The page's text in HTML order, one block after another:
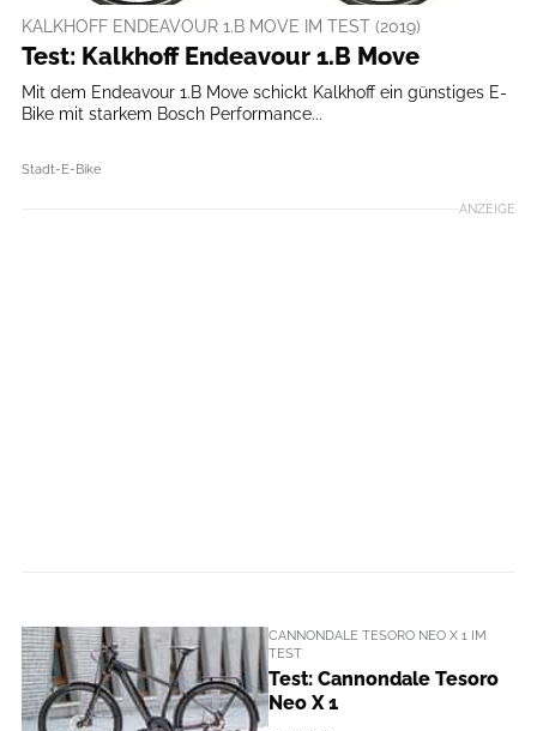
KALKHOFF ENDEAVOUR 1.B MOVE IM TEST (2019)
Test: Kalkhoff Endeavour 1.B Move
Mit dem Endeavour 1.B Move schickt Kalkhoff ein günstiges E-
Bike mit starkem Bosch Performance...
Stadt-E-Bike
ANZEIGE
CANNONDALE TESORO NEO X 1 IM
TEST
Test: Cannondale Tesoro
Neo X 1